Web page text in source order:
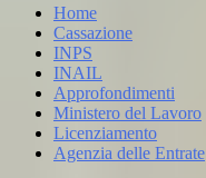
Home
Cassazione
INPS
INAIL
Approfondimenti
Ministero del Lavoro
Licenziamento
Agenzia delle Entrate